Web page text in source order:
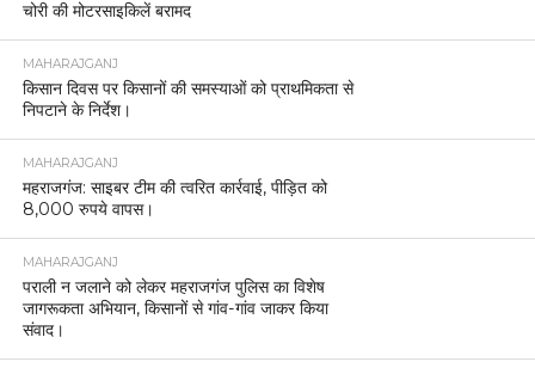
चोरी की मोटरसाइकिलें बरामद
MAHARAJGANJ
किसान दिवस पर किसानों की समस्याओं को प्राथमिकता से
निपटाने के निर्देश।
MAHARAJGANJ
महराजगंज: साइबर टीम की त्वरित कार्रवाई, पीड़ित को
8,000 रुपये वापस।
MAHARAJGANJ
पराली न जलाने को लेकर महराजगंज पुलिस का विशेष
जागरूकता अभियान, किसानों से गांव-गांव जाकर किया
संवाद।